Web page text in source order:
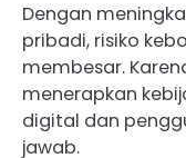
Dengan
pribadi, risiko
membesar.
menerapkan
digital dan
jawab.